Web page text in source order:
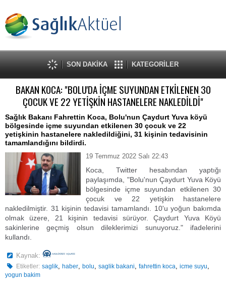
SON DAKİKA KATEGORİLER
BAKAN KOCA: "BOLU'DA İÇME SUYUNDAN ETKİLENEN 30
ÇOCUK VE 22 YETİŞKİN HASTANELERE NAKLEDİLDİ"
Sağlık Bakanı Fahrettin Koca, Bolu'nun Çaydurt Yuva köyü
bölgesinde içme suyundan etkilenen 30 çocuk ve 22
yetişkinin hastanelere nakledildiğini, 31 kişinin tedavisinin
tamamlandığını bildirdi.
19 Temmuz 2022 Salı 22:43
Koca, Twitter hesabından yaptığı
paylaşımda, "Bolu'nun Çaydurt Yuva Köyü
bölgesinde içme suyundan etkilenen 30
çocuk ve 22 yetişkin hastanelere
nakledilmiştir. 31 kişinin tedavisi tamamlandı. 10'u yoğun bakımda
olmak üzere, 21 kişinin tedavisi sürüyor. Çaydurt Yuva Köyü
sakinlerine geçmiş olsun dileklerimizi sunuyoruz." ifadelerini
kullandı.
Kaynak:
Etiketler: saglik,haber,bolu,saglik bakani,fahrettin koca,icme suyu,
yogun bakim